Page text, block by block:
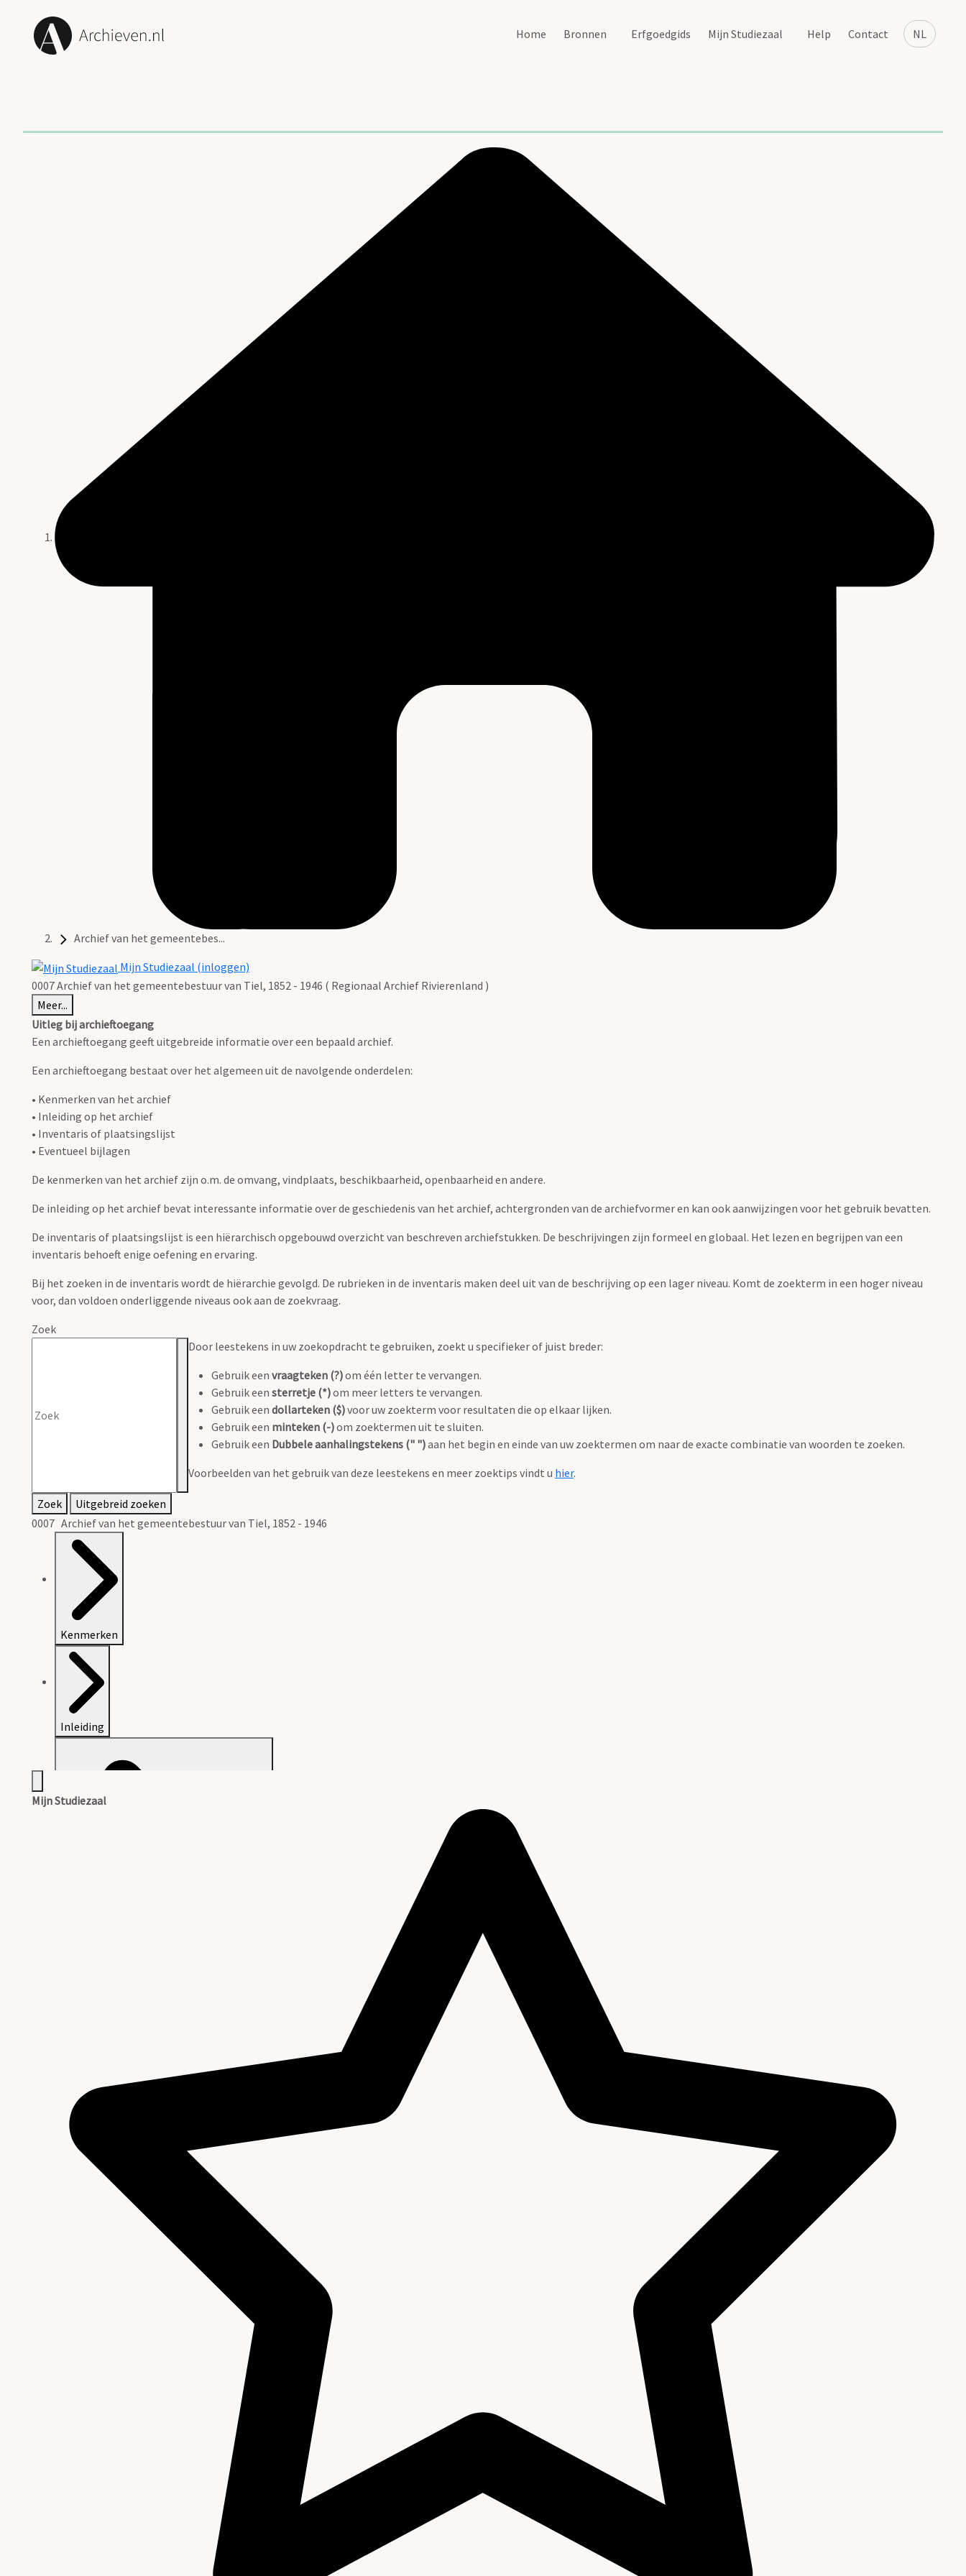
NL
Home Bronnen Erfgoedgids Mijn Studiezaal Help Contact
Archief van het gemeentebes...
Mijn Studiezaal (inloggen)
0007 Archief van het gemeentebestuur van Tiel, 1852 - 1946 ( Regionaal Archief Rivierenland )
Meer...
Uitleg bij archieftoegang
Een archieftoegang geeft uitgebreide informatie over een bepaald archief.
Een archieftoegang bestaat over het algemeen uit de navolgende onderdelen:
• Kenmerken van het archief
• Inleiding op het archief
• Inventaris of plaatsingslijst
• Eventueel bijlagen
De kenmerken van het archief zijn o.m. de omvang, vindplaats, beschikbaarheid, openbaarheid en andere.
De inleiding op het archief bevat interessante informatie over de geschiedenis van het archief, achtergronden van de archiefvormer en kan ook aanwijzingen voor het gebruik bevatten.
De inventaris of plaatsingslijst is een hiërarchisch opgebouwd overzicht van beschreven archiefstukken. De beschrijvingen zijn formeel en globaal. Het lezen en begrijpen van een
inventaris behoeft enige oefening en ervaring.
Bij het zoeken in de inventaris wordt de hiërarchie gevolgd. De rubrieken in de inventaris maken deel uit van de beschrijving op een lager niveau. Komt de zoekterm in een hoger niveau
voor, dan voldoen onderliggende niveaus ook aan de zoekvraag.
Zoek
Door leestekens in uw zoekopdracht te gebruiken, zoekt u specifieker of juist breder:
Gebruik een vraagteken (?)om één letter te vervangen.
Gebruik een sterretje (*)om meer letters te vervangen.
Gebruik een dollarteken ($)voor uw zoekterm voor resultaten die op elkaar lijken.
Gebruik een minteken (-)om zoektermen uit te sluiten.
Gebruik een Dubbele aanhalingstekens (" ")aan het begin en einde van uw zoektermen om naar de exacte combinatie van woorden te zoeken.
Voorbeelden van het gebruik van deze leestekens en meer zoektips vindt u hier.
Zoek
Uitgebreid zoeken
0007 Archief van het gemeentebestuur van Tiel, 1852 - 1946
Kenmerken
Inleiding
Archief van het Gemeentebestuur van Tiel
Archief van de Burgemeester (kabinetsarchief)
Mijn Studiezaal